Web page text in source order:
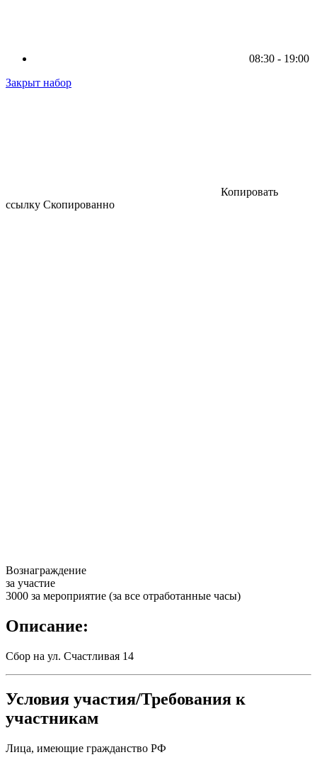
08:30 - 19:00
Закрыт набор
Копировать
ссылку Скопированно
Вознаграждение
за участие
3000 за мероприятие (за все отработанные часы)
Описание:
Сбор на ул. Счастливая 14
Условия участия/Требования к
участникам
Лица, имеющие гражданство РФ